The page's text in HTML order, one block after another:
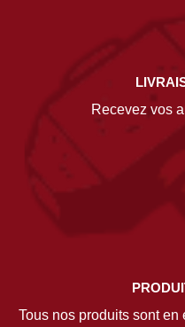
Recevez vos
Tous nos produits sont